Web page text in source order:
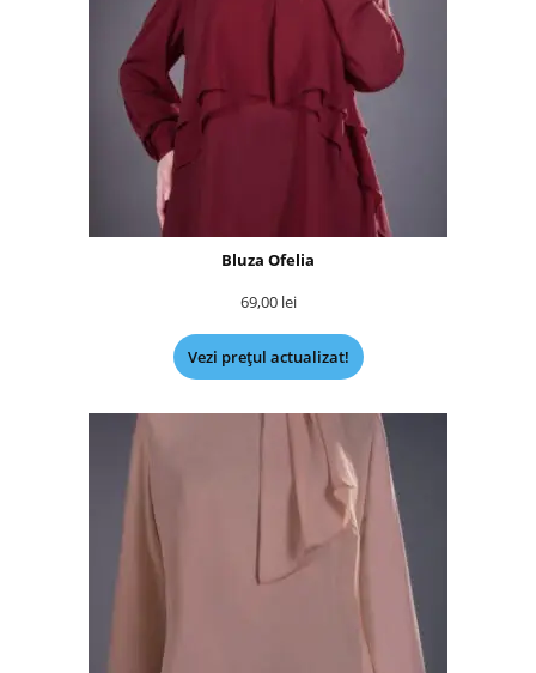
Bluza Ofelia
69,00 lei
Vezi prețul actualizat!